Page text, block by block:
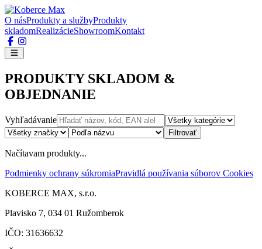
O násProdukty a službyProdukty
skladomRealizácieShowroomKontakt
PRODUKTY SKLADOM &
OBJEDNANIE
Vyhľadávanie
Filtrovať
Načítavam produkty...
Podmienky ochrany súkromiaPravidlá používania súborov Cookies
KOBERCE MAX, s.r.o.
Plavisko 7, 034 01 Ružomberok
IČO: 31636632